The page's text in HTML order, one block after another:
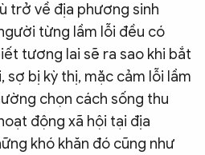
trở về địa phương sinh
từng lầm lỗi đều có
tương lai sẽ ra sao khi bắt
sợ bị kỳ thị, mặc cảm lỗi lầm
chọn cách sống thu
động xã hội tại địa
khó khăn đó cũng như